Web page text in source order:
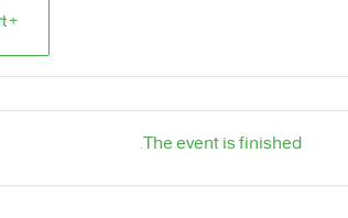
+ iCal / Outlook export
The event is finished.